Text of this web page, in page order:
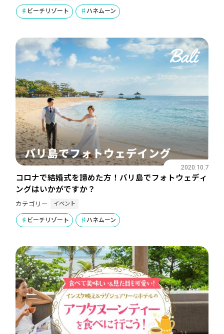
ビーチリゾート ハネムーン
コロナで結婚式を諦めた方！バリ島でフォトウェディ
ングはいかがですか？
2020.10.7
カテゴリー イベント
ビーチリゾート ハネムーン